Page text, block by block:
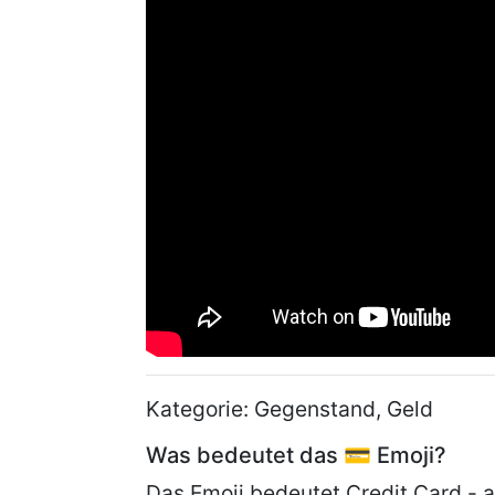
Kategorie: Gegenstand, Geld
Was bedeutet das 💳 Emoji?